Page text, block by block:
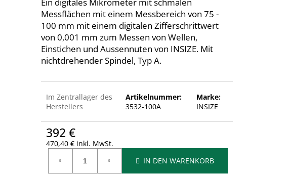
Messflächen mit einem Messbereich von 75 -
100 mm mit einem digitalen Zifferschrittwert
von 0,001 mm zum Messen von Wellen,
Einstichen und Aussennuten von INSIZE. Mit
nichtdrehender Spindel, Typ A.
Im Zentrallager des
Herstellers
Artikelnummer:
3532-100A
Marke:
INSIZE
392 €
470,40 € inkl. MwSt.
IN DEN WARENKORB